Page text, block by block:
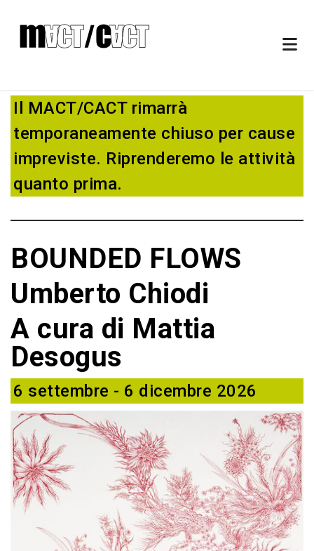
Il MACT/CACT rimarrà
temporaneamente chiuso per cause
impreviste. Riprenderemo le attività
quanto prima.
BOUNDED FLOWS
Umberto Chiodi
A cura di Mattia
Desogus
6 settembre - 6 dicembre 2026